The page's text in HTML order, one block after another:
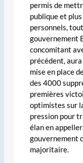
permis de
publique et
personnels,
gouvernement
concomitant
précédent,
mise en place
des 4000
premières
optimistes sur
pression pour
élan en
gouvernement
majoritaire.